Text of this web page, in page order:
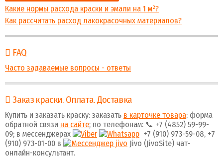
Какие нормы расхода краски и эмали на 1 м²?
Как рассчитать расход лакокрасочных материалов?
FAQ
Часто задаваемые вопросы - ответы
Заказ краски. Оплата. Доставка
Купить и заказать краску: заказать в карточке товара; форма
обратной связи на сайте; по телефонам: 📞 +7 (4852) 59-99-
09; в мессенджерах
+7 (910) 973-59-08, +7
(910) 973-01-00 в
Jivo (JivoSite) чат-
онлайн-консультант.